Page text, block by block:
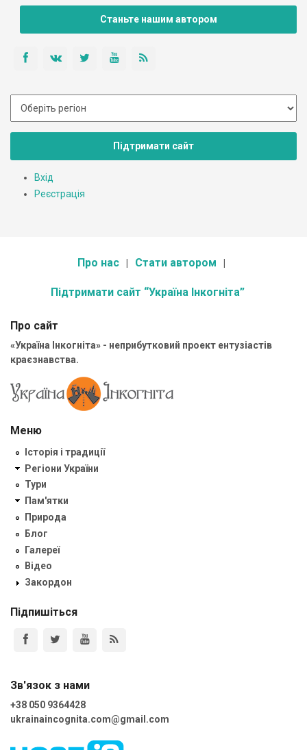
Станьте нашим автором
Підтримати сайт
Вхід
Реєстрація
Про нас Стати автором
Підтримати сайт “Україна Інкогніта”
Про сайт
«Україна Інкогніта» - неприбутковий проект ентузіастів
краєзнавства.
Меню
Історія і традиції
Регіони України
Тури
Пам'ятки
Природа
Блог
Галереї
Відео
Закордон
Підпишіться
Зв'язок з нами
+38 050 9364428
ukrainaincognita.com@gmail.com